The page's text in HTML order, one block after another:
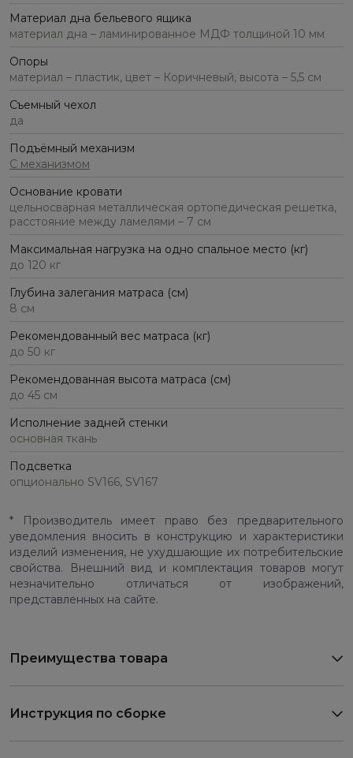
Материал дна бельевого ящика
материал дна – ламинированное МДФ толщиной 10 мм
Опоры
материал – пластик, цвет – Коричневый, высота – 5,5 см
Съемный чехол
да
Подъёмный механизм
С механизмом
Основание кровати
цельносварная металлическая ортопедическая решетка,
расстояние между ламелями – 7 см
Максимальная нагрузка на одно спальное место (кг)
до 120 кг
Глубина залегания матраса (см)
8 см
Рекомендованный вес матраса (кг)
до 50 кг
Рекомендованная высота матраса (см)
до 45 см
Исполнение задней стенки
основная ткань
Подсветка
опционально SV166, SV167
* Производитель имеет право без предварительного
уведомления вносить в конструкцию и характеристики
изделий изменения, не ухудшающие их потребительские
свойства. Внешний вид и комплектация товаров могут
незначительно отличаться от изображений,
представленных на сайте.
Преимущества товара
Инструкция по сборке